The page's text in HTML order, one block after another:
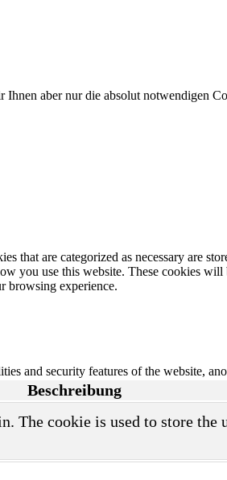
aber nur die absolut notwendigen
are categorized as necessary are
you use this website. These cookies
browsing experience.
and security features of the website,
Beschreibung
The cookie is used to store the